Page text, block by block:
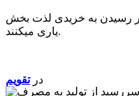
رسیدن به خریدی لذت بخش
یاری میکنند.
درتقویم